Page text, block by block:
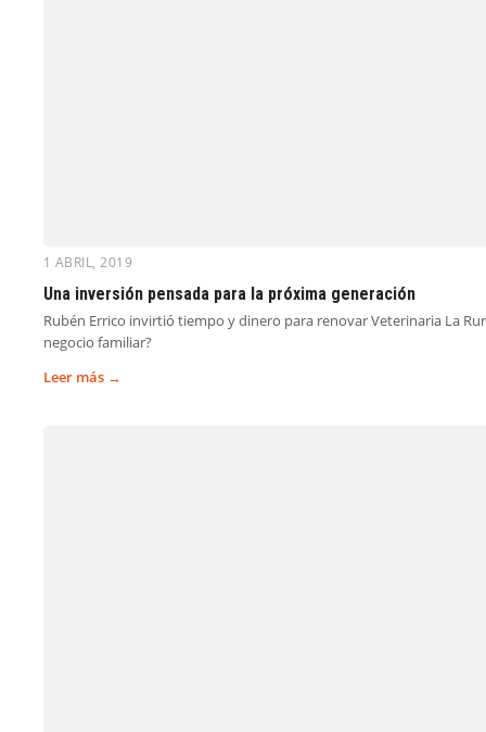
1 ABRIL, 2019
Una inversión pensada para la próxima generación
Rubén Errico invirtió tiempo y dinero para renovar Veterinaria La
negocio familiar?
Leer más →